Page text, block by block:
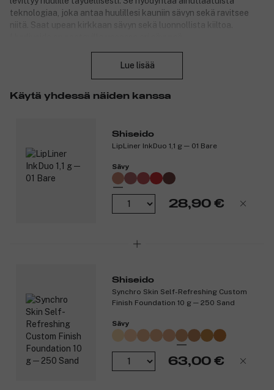
teknologiaa, joka antaa huulillesi kauniin sävyn sekä ravitsee
niitä. Saat upean kirkkaan sävyn sekä luonnollista kiiltoa.
Lue lisää
Käytä yhdessä näiden kanssa
Shiseido
LipLiner InkDuo 1,1 g ─ 01 Bare
Sävy
28,90 €
Shiseido
Synchro Skin Self-Refreshing Custom
Finish Foundation 10 g ─ 250 Sand
Sävy
63,00 €